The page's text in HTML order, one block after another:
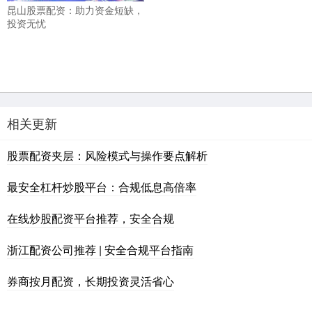
昆山股票配资：助力资金短缺，
投资无忧
相关更新
股票配资夹层：风险模式与操作要点解析
最安全杠杆炒股平台：合规低息高倍率
在线炒股配资平台推荐，安全合规
浙江配资公司推荐 | 安全合规平台指南
券商按月配资，长期投资灵活省心